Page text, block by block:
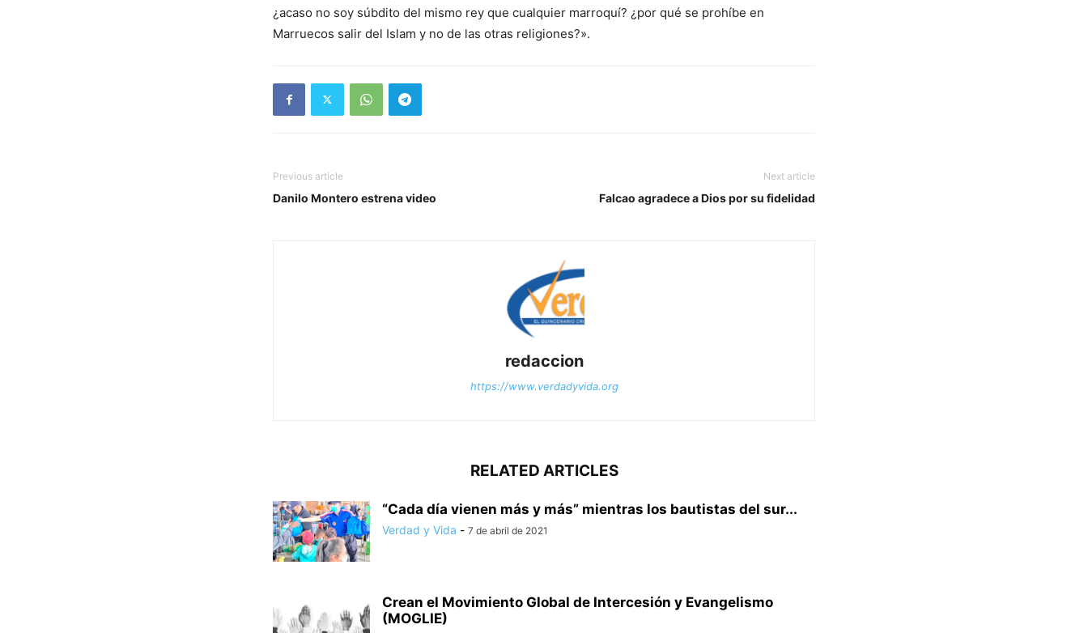
¿acaso no soy súbdito del mismo rey que cualquier marroquí? ¿por qué se prohíbe en
Marruecos salir del Islam y no de las otras religiones?».
Previous article
Danilo Montero estrena video
Next article
Falcao agradece a Dios por su fidelidad
redaccion
https://www.verdadyvida.org
RELATED ARTICLES
“Cada día vienen más y más” mientras los bautistas del sur...
Verdad y Vida - 7 de abril de 2021
Crean el Movimiento Global de Intercesión y Evangelismo
(MOGLIE)